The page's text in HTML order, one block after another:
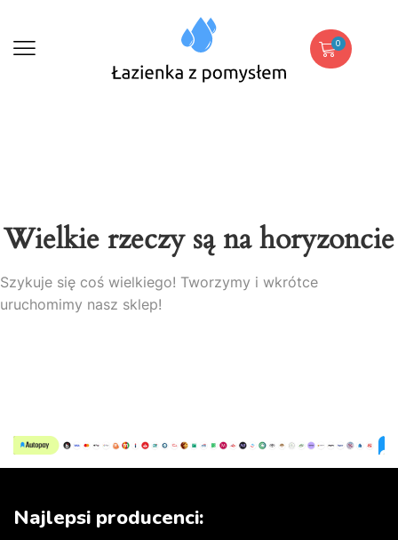
0
Wielkie rzeczy są na horyzoncie
Szykuje się coś wielkiego! Tworzymy i wkrótce
uruchomimy nasz sklep!
Najlepsi producenci: